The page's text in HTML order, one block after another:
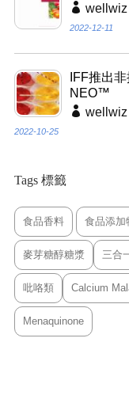
wellwiz
2022-12-11
IFF推出
NEO™
wellwiz
2022-10-25
Tags 標籤
食品香料 食品添加
麥芽糖醇糖漿 三合
吡咯類 Calcium
Menaquinone